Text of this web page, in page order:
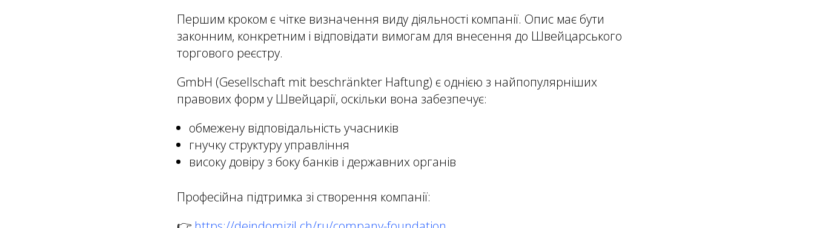
Першим кроком є чітке визначення виду діяльності компанії. Опис має бути
законним, конкретним і відповідати вимогам для внесення до Швейцарського
торгового реєстру.
GmbH (Gesellschaft mit beschränkter Haftung) є однією з найпопулярніших
правових форм у Швейцарії, оскільки вона забезпечує:
обмежену відповідальність учасників
гнучку структуру управління
високу довіру з боку банків і державних органів
Професійна підтримка зі створення компанії: